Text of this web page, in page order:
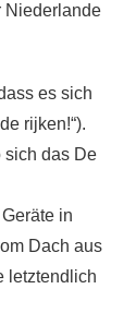
Niederlande
es sich
rijken!“).
sich das De
in
Dach aus
letztendlich